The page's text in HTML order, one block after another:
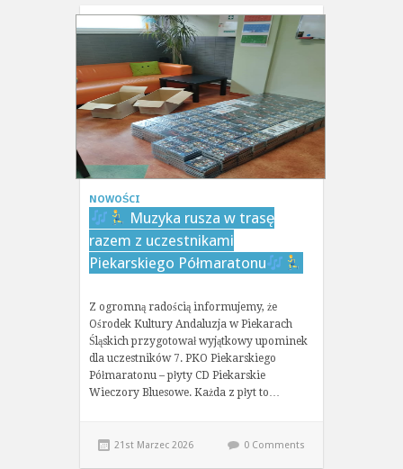
NOWOŚCI
Muzyka rusza w trasę
razem z uczestnikami
Piekarskiego Półmaratonu
Z ogromną radością informujemy, że
Ośrodek Kultury Andaluzja w Piekarach
Śląskich przygotował wyjątkowy upominek
dla uczestników 7. PKO Piekarskiego
Półmaratonu – płyty CD Piekarskie
Wieczory Bluesowe. Każda z płyt to…
21st Marzec 2026 0 Comments